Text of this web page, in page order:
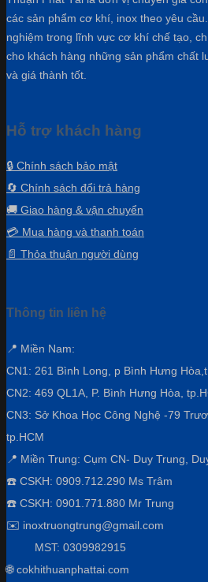
các sản phẩm cơ khí, inox theo yêu
nghiệm trong lĩnh vực cơ khí chế tạo,
cho khách hàng những sản phẩm chất
và giá thành tốt.
Hỗ trợ khách hàng
🔒 Chính sách bảo mật
🔄 Chính sách đổi trả hàng
🚚 Giao hàng & vận chuyển
💳 Mua hàng và thanh toán
📄 Thỏa thuận người dùng
Thông tin liên hệ
📍 Miền Nam:
CN1: 261 Bình Long, p Bình Hưng Hòa,
CN2: 469 QL1A, P. Bình Hưng Hòa,
CN3: Sở Khoa Học Công Nghệ -79
tp.HCM
📍 Miền Trung: Cụm CN- Duy Trung,
☎️ CSKH: 0909.712.290 Ms Trâm
☎️ CSKH: 0901.771.880 Mr Trung
✉️ inoxtruongtrung@gmail.com
MST: 0309982915
🌐 cokhithuanphattai.com